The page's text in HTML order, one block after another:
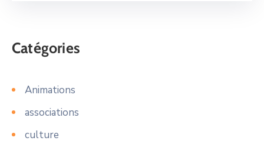
Catégories
Animations
associations
culture